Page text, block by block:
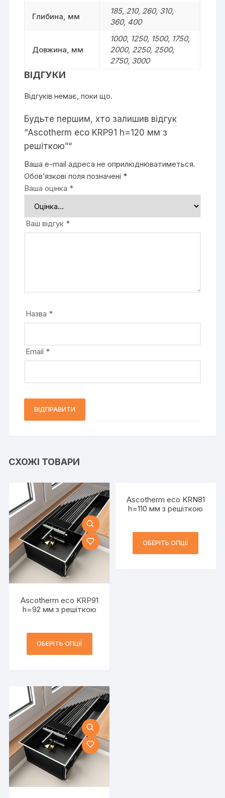
Глибина, мм
185, 210, 260, 310,
360, 400
Довжина, мм
1000, 1250, 1500, 1750,
2000, 2250, 2500,
2750, 3000
ВІДГУКИ
Відгуків немає, поки що.
Будьте першим, хто залишив відгук
“Ascotherm eco KRP91 h=120 мм з
решіткою”“
Ваша e-mail адреса не оприлюднюватиметься.
Обов’язкові поля позначені *
Ваша оцінка *
Ваш відгук *
Назва *
Email *
СХОЖІ ТОВАРИ
Ascotherm eco KRP91
h=92 мм з решіткою
ОБЕРІТЬ ОПЦІЇ
Ascotherm eco KRN81
h=110 мм з решіткою
ОБЕРІТЬ ОПЦІЇ